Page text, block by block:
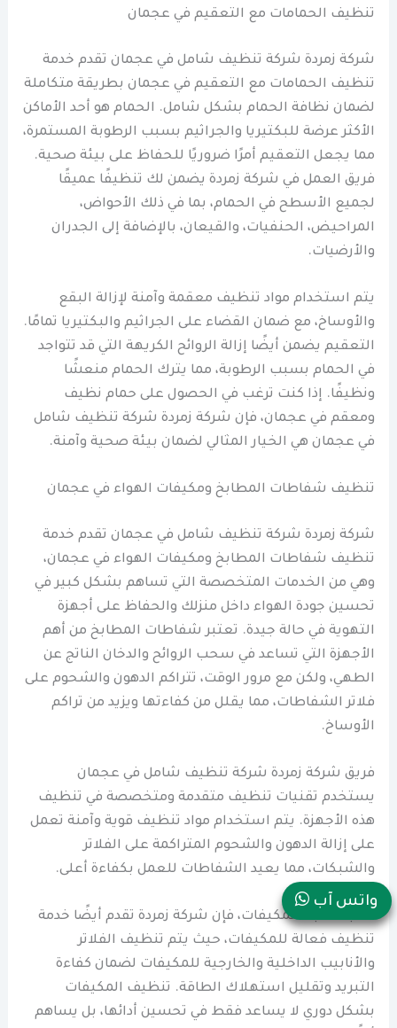
تنظيف الحمامات مع التعقيم في عجمان
شركة زمردة شركة تنظيف شامل في عجمان تقدم خدمة
تنظيف الحمامات مع التعقيم في عجمان بطريقة متكاملة
لضمان نظافة الحمام بشكل شامل. الحمام هو أحد الأماكن
الأكثر عرضة للبكتيريا والجراثيم بسبب الرطوبة المستمرة،
مما يجعل التعقيم أمرًا ضروريًا للحفاظ على بيئة صحية.
فريق العمل في شركة زمردة يضمن لك تنظيفًا عميقًا
لجميع الأسطح في الحمام، بما في ذلك الأحواض،
المراحيض، الحنفيات، والقيعان، بالإضافة إلى الجدران
والأرضيات.
يتم استخدام مواد تنظيف معقمة وآمنة لإزالة البقع
والأوساخ، مع ضمان القضاء على الجراثيم والبكتيريا تمامًا.
التعقيم يضمن أيضًا إزالة الروائح الكريهة التي قد تتواجد
في الحمام بسبب الرطوبة، مما يترك الحمام منعشًا
ونظيفًا. إذا كنت ترغب في الحصول على حمام نظيف
ومعقم في عجمان، فإن شركة زمردة شركة تنظيف شامل
في عجمان هي الخيار المثالي لضمان بيئة صحية وآمنة.
تنظيف شفاطات المطابخ ومكيفات الهواء في عجمان
شركة زمردة شركة تنظيف شامل في عجمان تقدم خدمة
تنظيف شفاطات المطابخ ومكيفات الهواء في عجمان،
وهي من الخدمات المتخصصة التي تساهم بشكل كبير في
تحسين جودة الهواء داخل منزلك والحفاظ على أجهزة
التهوية في حالة جيدة. تعتبر شفاطات المطابخ من أهم
الأجهزة التي تساعد في سحب الروائح والدخان الناتج عن
الطهي، ولكن مع مرور الوقت، تتراكم الدهون والشحوم على
فلاتر الشفاطات، مما يقلل من كفاءتها ويزيد من تراكم
الأوساخ.
فريق شركة زمردة شركة تنظيف شامل في عجمان
يستخدم تقنيات تنظيف متقدمة ومتخصصة في تنظيف
هذه الأجهزة. يتم استخدام مواد تنظيف قوية وآمنة تعمل
على إزالة الدهون والشحوم المتراكمة على الفلاتر
والشبكات، مما يعيد الشفاطات للعمل بكفاءة أعلى.
أما بالنسبة للمكيفات، فإن شركة زمردة تقدم أيضًا خدمة
تنظيف فعالة للمكيفات، حيث يتم تنظيف الفلاتر
والأنابيب الداخلية والخارجية للمكيفات لضمان كفاءة
التبريد وتقليل استهلاك الطاقة. تنظيف المكيفات
بشكل دوري لا يساعد فقط في تحسين أدائها، بل يساهم
واتس آب